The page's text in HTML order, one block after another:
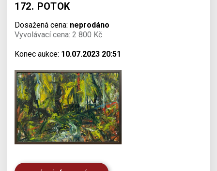
172. POTOK
Dosažená cena: neprodáno
Vyvolávací cena: 2 800 Kč
Konec aukce: 10.07.2023 20:51